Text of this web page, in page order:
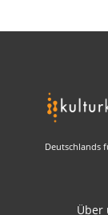
Deutschlands
Über